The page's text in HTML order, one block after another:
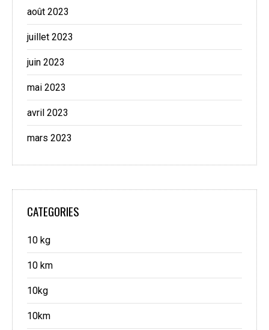
août 2023
juillet 2023
juin 2023
mai 2023
avril 2023
mars 2023
CATEGORIES
10 kg
10 km
10kg
10km